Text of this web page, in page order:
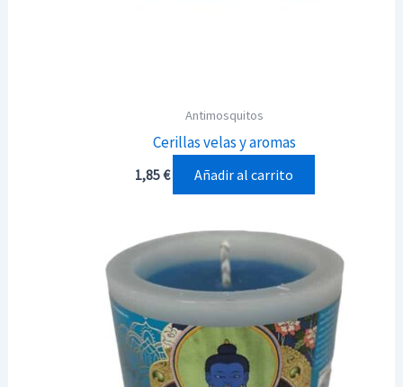
Antimosquitos
Cerillas velas y aromas
1,85€ Añadir al carrito